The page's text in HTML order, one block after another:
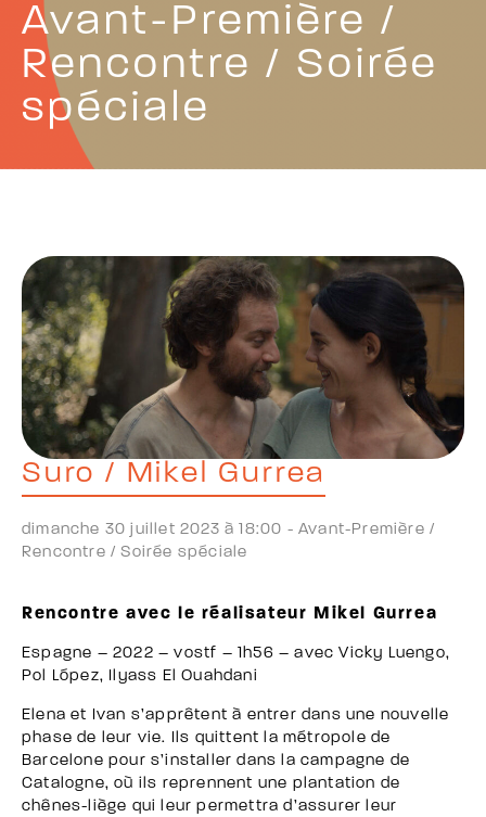
Avant-Première /
Rencontre / Soirée
spéciale
Suro / Mikel Gurrea
dimanche 30 juillet 2023 à 18:00 - Avant-Première /
Rencontre /Soirée spéciale
Rencontre avec le réalisateur Mikel Gurrea
Espagne – 2022 – vostf – 1h56 – avec Vicky Luengo,
Pol López, Ilyass El Ouahdani
Elena et Ivan s’apprêtent à entrer dans une nouvelle
phase de leur vie. Ils quittent la métropole de
Barcelone pour s’installer dans la campagne de
Catalogne, où ils reprennent une plantation de
chênes-liège qui leur permettra d’assurer leur